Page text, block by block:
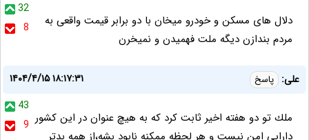
32
8
دلال های مسکن و خودرو میخان با دو برابر قیمت واقعی به
مردم بندازن دیگه ملت فهمیدن و نمیخرن
على: پاسخ
۱۴۰۴/۴/۱۵ ۱۸:۱۷:۳۱
43
9 ملك تو دو هفته اخير ثابت كرد كه به هيچ عنوان در اين كشور
دارايى امن نيست و هر لحظه ممكنه نابود بشه،از همه بدتر